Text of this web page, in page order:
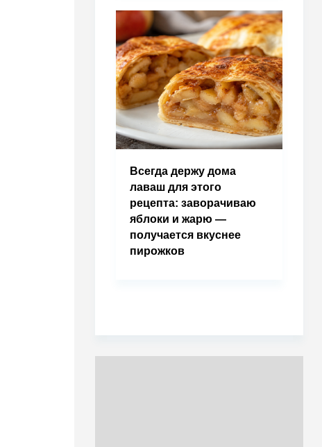
Всегда держу дома
лаваш для этого
рецепта: заворачиваю
яблоки и жарю —
получается вкуснее
пирожков